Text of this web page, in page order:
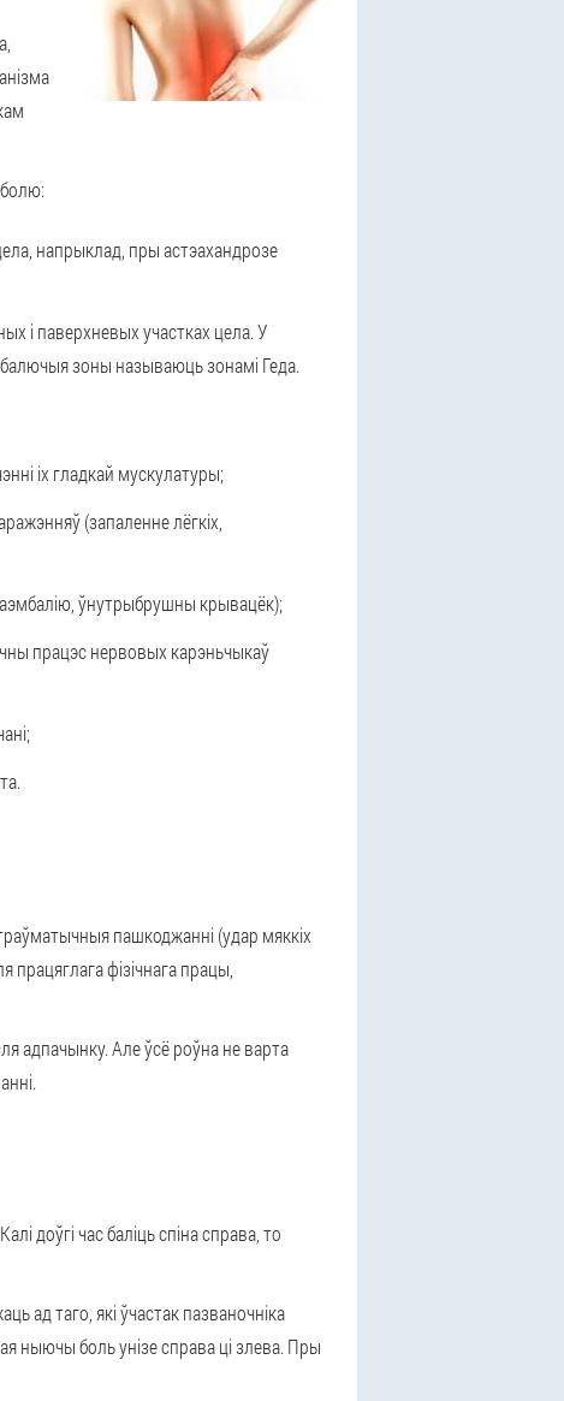
напрыклад, пры астэахандрозе
і паверхневых участках цела. У
зоны называюць зонамі Геда.
іх гладкай мускулатуры;
(запаленне лёгкіх,
ўнутрыбрушны крывацёк);
працэс нервовых карэньчыкаў
пашкоджанні (удар мяккіх
працяглага фізічнага працы,
адпачынку. Але ўсё роўна не варта
доўгі час баліць спіна справа, то
ад таго, які ўчастак пазваночніка
ныючы боль унізе справа ці злева. Пры